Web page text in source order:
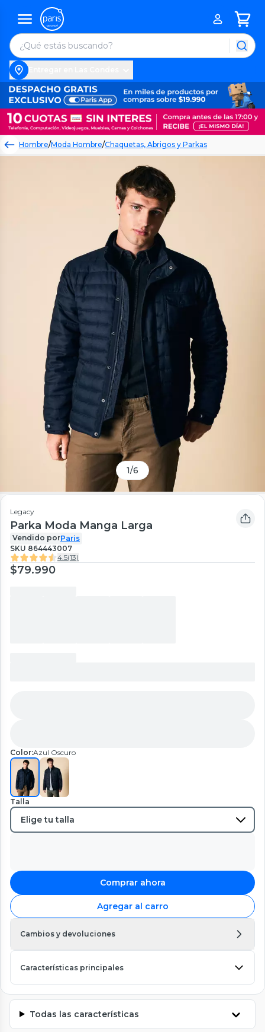
Hombre/Moda Hombre/Chaquetas, Abrigos y Parkas
1/6
Legacy
Parka Moda Manga Larga
Vendido porParis
SKU 864443007
4.5(13)
$79.990
Color:Azul Oscuro
Talla
Comprar ahora
Agregar al carro
Cambios y devoluciones
Características principales
Todas las características